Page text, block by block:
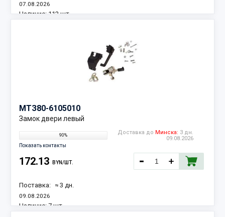
07.08.2026
Наличие: 112 шт.
МТЗ80-6105010
Замок двери левый
90%
Показать контакты
Доставка до Минска: 3 дн.
09.08.2026
172.13 BYN/ШТ.
Поставка: ≈ 3 дн.
09.08.2026
Наличие: 7 шт.